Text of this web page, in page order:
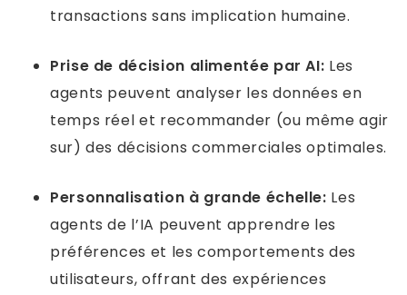
transactions sans implication humaine.
Prise de décision alimentée par AI: Les
agents peuvent analyser les données en
temps réel et recommander (ou même agir
sur) des décisions commerciales optimales.
Personnalisation à grande échelle: Les
agents de l’IA peuvent apprendre les
préférences et les comportements des
utilisateurs, offrant des expériences